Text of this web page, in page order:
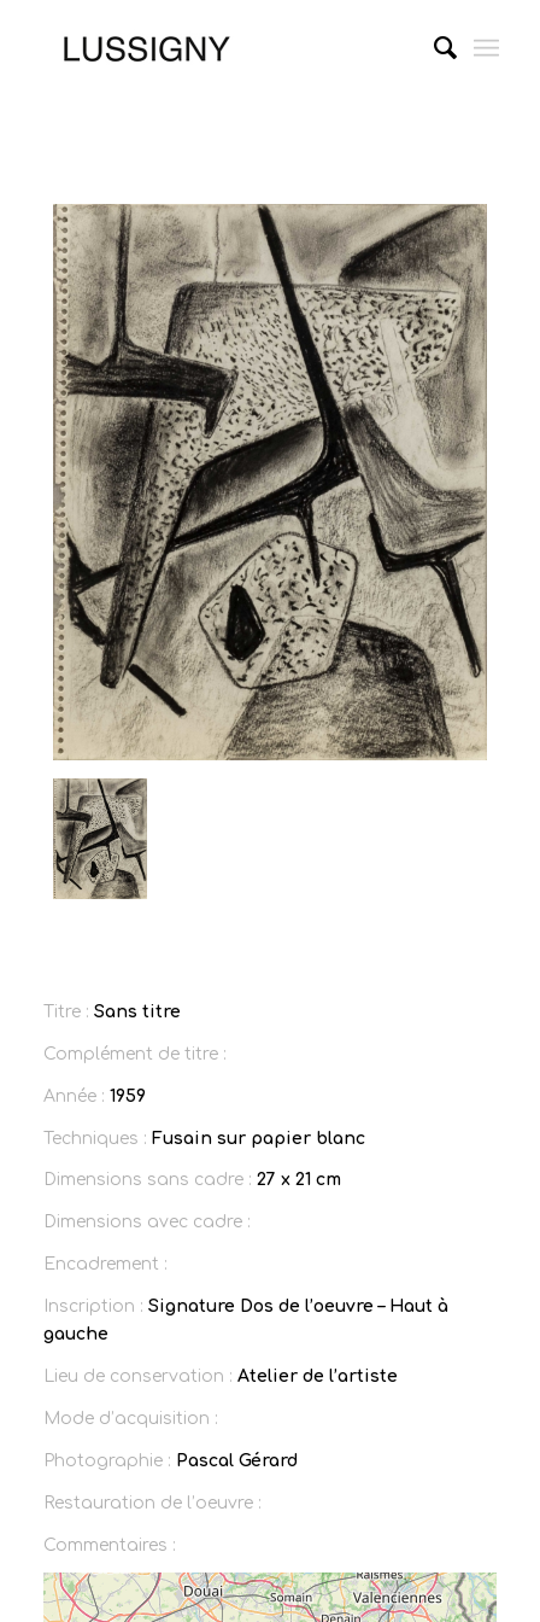
Titre : Sans titre
Complément de titre :
Année : 1959
Techniques : Fusain sur papier blanc
Dimensions sans cadre : 27 x 21 cm
Dimensions avec cadre :
Encadrement :
Inscription : Signature Dos de l’oeuvre – Haut à
gauche
Lieu de conservation : Atelier de l’artiste
Mode d’acquisition :
Photographie : Pascal Gérard
Restauration de l’oeuvre :
Commentaires :